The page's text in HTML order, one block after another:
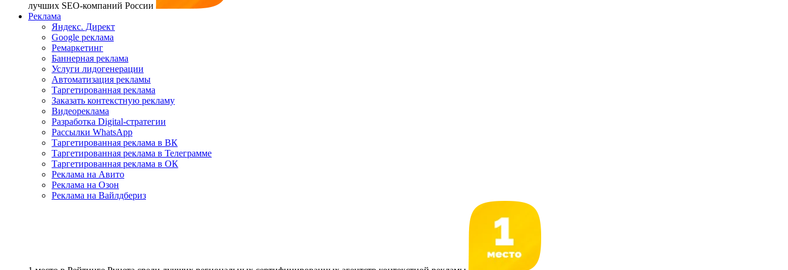
лучших SEO-компаний России
Реклама
Яндекс. Директ
Google реклама
Ремаркетинг
Баннерная реклама
Услуги лидогенерации
Автоматизация рекламы
Таргетированная реклама
Заказать контекстную рекламу
Видеореклама
Разработка Digital-стратегии
Рассылки WhatsApp
Таргетированная реклама в ВК
Таргетированная реклама в Телеграмме
Таргетированная реклама в ОК
Реклама на Авито
Реклама на Озон
Реклама на Вайлдбериз